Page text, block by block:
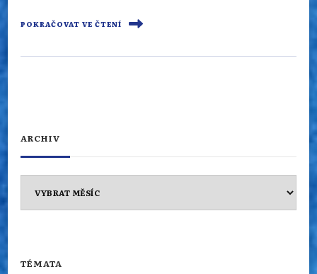
POKRAČOVAT VE ČTENÍ
ARCHIV
TÉMATA